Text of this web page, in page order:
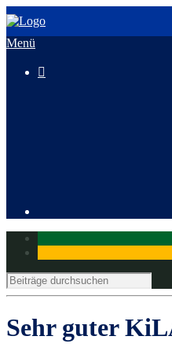
Menü

Sehr guter